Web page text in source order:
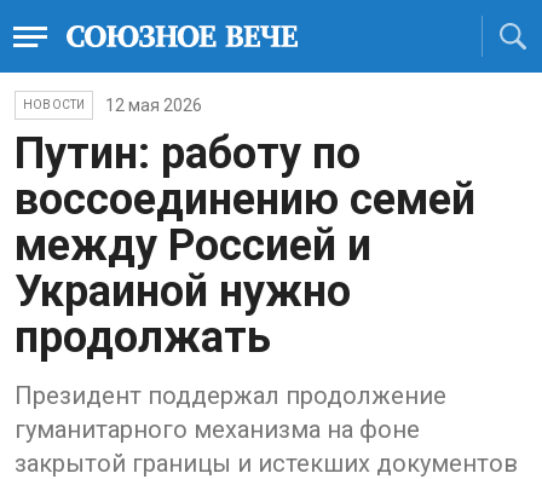
НОВОСТИ 12 мая 2026
Путин: работу по
воссоединению семей
между Россией и
Украиной нужно
продолжать
Президент поддержал продолжение
гуманитарного механизма на фоне
закрытой границы и истекших документов